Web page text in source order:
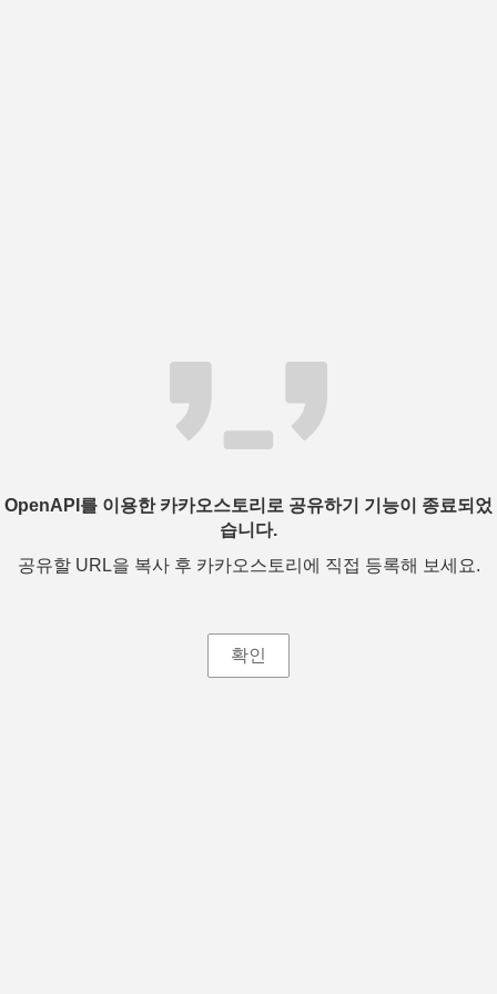
OpenAPI를 이용한 카카오스토리로 공유하기 기능이 종료되었
습니다.
공유할 URL을 복사 후 카카오스토리에 직접 등록해 보세요.
확인